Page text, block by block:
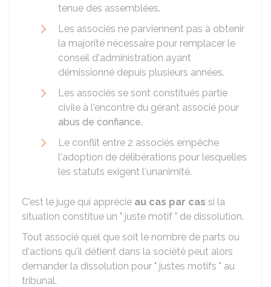
tenue des assemblées.
Les associés ne parviennent pas à obtenir
la majorité nécessaire pour remplacer le
conseil d'administration ayant
démissionné depuis plusieurs années.
Les associés se sont constitués partie
civile à l'encontre du gérant associé pour
abus de confiance.
Le conflit entre 2 associés empêche
l'adoption de délibérations pour lesquelles
les statuts exigent l'unanimité.
C'est le juge qui apprécie au cas par cas si la
situation constitue un " juste motif " de dissolution.
Tout associé quel que soit le nombre de parts ou
d'actions qu'il détient dans la société peut alors
demander la dissolution pour " justes motifs " au
tribunal.